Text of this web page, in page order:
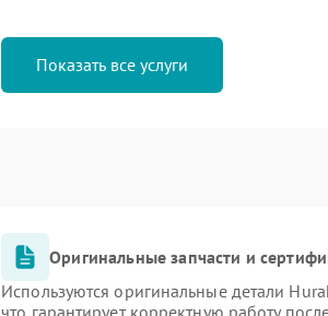
Показать все услуги
Оригинальные запчасти и
Используются оригинальные детали
что гарантирует корректную работу